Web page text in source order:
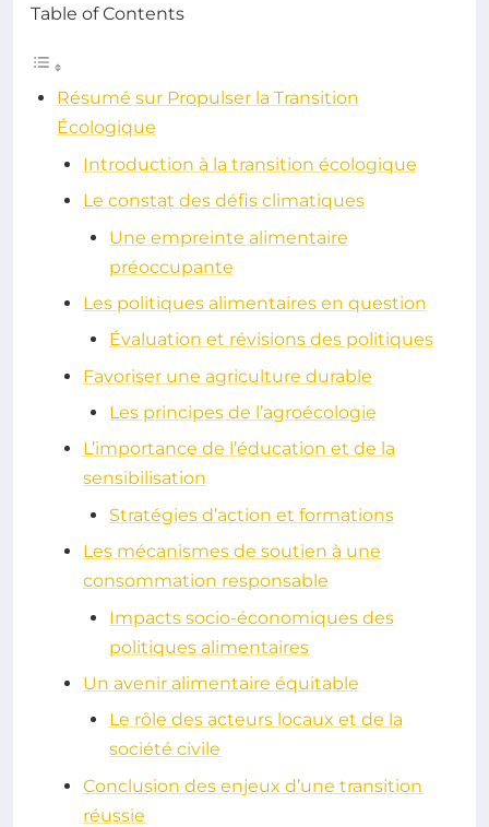
Table of Contents
Résumé sur Propulser la Transition
Écologique
Introduction à la transition écologique
Le constat des défis climatiques
Une empreinte alimentaire
préoccupante
Les politiques alimentaires en question
Évaluation et révisions des politiques
Favoriser une agriculture durable
Les principes de l’agroécologie
L’importance de l’éducation et de la
sensibilisation
Stratégies d’action et formations
Les mécanismes de soutien à une
consommation responsable
Impacts socio-économiques des
politiques alimentaires
Un avenir alimentaire équitable
Le rôle des acteurs locaux et de la
société civile
Conclusion des enjeux d’une transition
réussie